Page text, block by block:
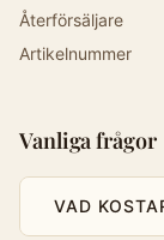
Återförsäljare
Artikelnummer
Vanliga frågor
VAD